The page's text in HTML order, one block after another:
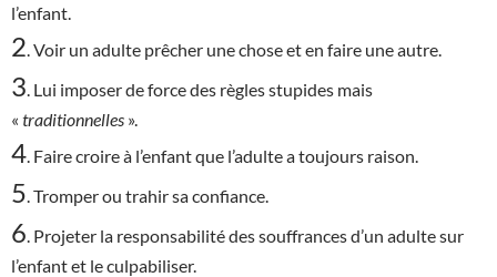
l’enfant.
2 . Voir un adulte prêcher une chose et en faire une autre.
3 . Lui imposer de force des règles stupides mais
« traditionnelles ».
4 . Faire croire à l’enfant que l’adulte a toujours raison.
5 . Tromper ou trahir sa confiance.
6 . Projeter la responsabilité des souffrances d’un adulte sur
l’enfant et le culpabiliser.